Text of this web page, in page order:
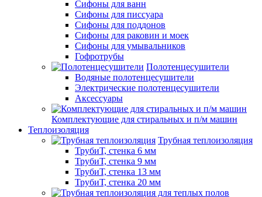
Сифоны для ванн
Сифоны для писсуара
Сифоны для поддонов
Сифоны для раковин и моек
Сифоны для умывальников
Гофротрубы
Полотенцесушители
Водяные полотенцесушители
Электрические полотенцесушители
Аксессуары
Комплектующие для стиральных и п/м машин
Теплоизоляция
Трубная теплоизоляция
ТрубиТ, стенка 6 мм
ТрубиТ, стенка 9 мм
ТрубиТ, стенка 13 мм
ТрубиТ, стенка 20 мм